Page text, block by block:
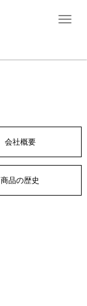
T
e
i
会社概要
商品の歴史